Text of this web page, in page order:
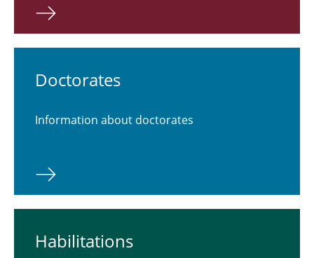
Research and Teaching
Doctorates
Information about doctorates
Habilitations